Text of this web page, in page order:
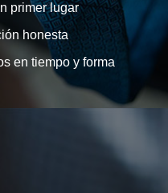
primer lugar
honesta
en tiempo y forma